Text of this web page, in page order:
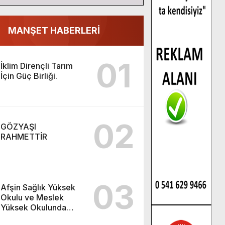
MANŞET HABERLERİ
İklim Dirençli Tarım
İçin Güç Birliği.
01
GÖZYAŞI
RAHMETTİR
02
Afşin Sağlık Yüksek
Okulu ve Meslek
Yüksek Okulunda
03